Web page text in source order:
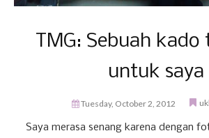
TMG: Sebuah
untuk saya
Tuesday, October 2, 2012
Saya merasa senang karena dengan